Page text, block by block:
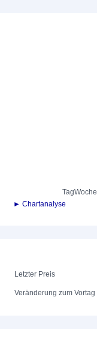
TagWoche
► Chartanalyse
Letzter Preis
Veränderung zum Vortag